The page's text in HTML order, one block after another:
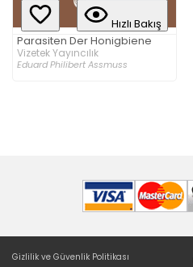
Hızlı Bakış
Parasiten Der Honigbiene
Vizetek Yayıncılık
Eduard Philibert Assmuss
Gizlilik ve Güvenlik Politikası